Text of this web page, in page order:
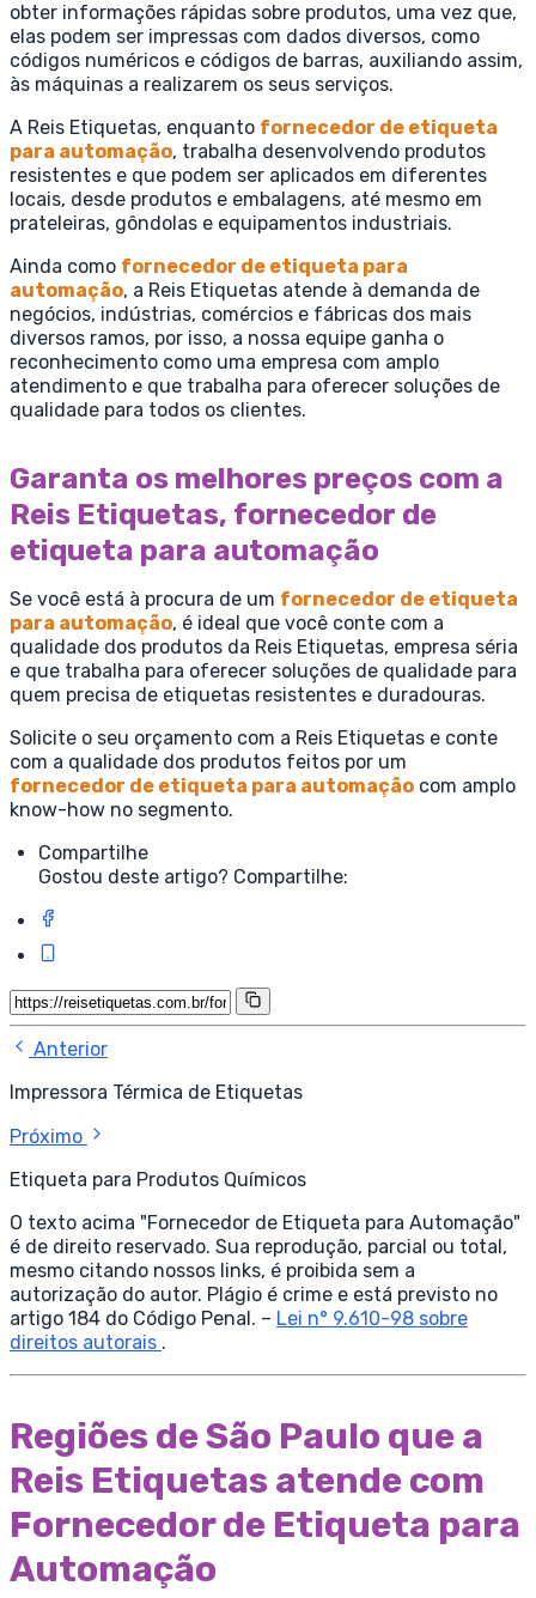
obter informações rápidas sobre produtos, uma vez que,
elas podem ser impressas com dados diversos, como
códigos numéricos e códigos de barras, auxiliando assim,
às máquinas a realizarem os seus serviços.
A Reis Etiquetas, enquanto fornecedor de etiqueta
para automação, trabalha desenvolvendo produtos
resistentes e que podem ser aplicados em diferentes
locais, desde produtos e embalagens, até mesmo em
prateleiras, gôndolas e equipamentos industriais.
Ainda como fornecedor de etiqueta para
automação, a Reis Etiquetas atende à demanda de
negócios, indústrias, comércios e fábricas dos mais
diversos ramos, por isso, a nossa equipe ganha o
reconhecimento como uma empresa com amplo
atendimento e que trabalha para oferecer soluções de
qualidade para todos os clientes.
Garanta os melhores preços com a
Reis Etiquetas, fornecedor de
etiqueta para automação
Se você está à procura de um fornecedor de etiqueta
para automação, é ideal que você conte com a
qualidade dos produtos da Reis Etiquetas, empresa séria
e que trabalha para oferecer soluções de qualidade para
quem precisa de etiquetas resistentes e duradouras.
Solicite o seu orçamento com a Reis Etiquetas e conte
com a qualidade dos produtos feitos por um
fornecedor de etiqueta para automação com amplo
know-how no segmento.
Compartilhe
Gostou deste artigo? Compartilhe:
Anterior
Impressora Térmica de Etiquetas
Próximo
Etiqueta para Produtos Químicos
O texto acima "Fornecedor de Etiqueta para Automação"
é de direito reservado. Sua reprodução, parcial ou total,
mesmo citando nossos links, é proibida sem a
autorização do autor. Plágio é crime e está previsto no
artigo 184 do Código Penal. – Lei n° 9.610-98 sobre
direitos autorais .
Regiões de São Paulo que a
Reis Etiquetas atende com
Fornecedor de Etiqueta para
Automação